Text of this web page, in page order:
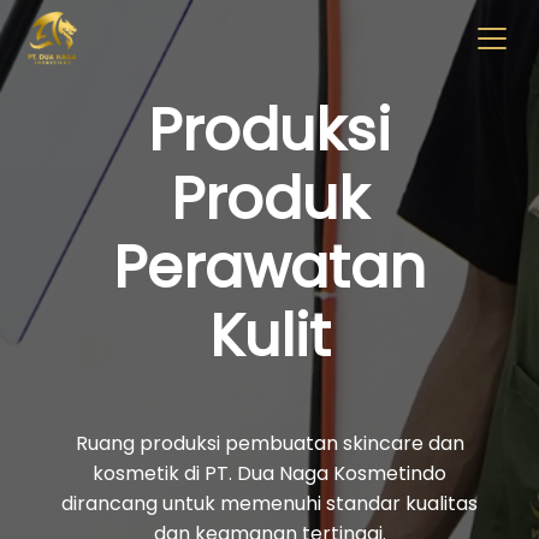
Beranda Tentang Kontak ✖
Pabrikan
Tim R & D
Quality Control
Pameran Perdagangan
Face Care
Skincare Set
Face Oil
Produksi
Produk
Perawatan
Kulit
Ruang produksi pembuatan skincare dan
kosmetik di PT. Dua Naga Kosmetindo
dirancang untuk memenuhi standar kualitas